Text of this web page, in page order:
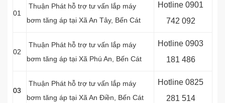
01
Thuận Phát hỗ trợ tư vấn lắp máy
bơm tăng áp tại Xã An Tây, Bến Cát
Hotline 0901
742 092
02
Thuận Phát hỗ trợ tư vấn lắp máy
bơm tăng áp tại Xã Phú An , Bến Cát
Hotline 0903
181 486
03
Thuận Phát hỗ trợ tư vấn lắp máy
bơm tăng áp tại Xã An Điền , Bến Cát
Hotline 0825
281 514